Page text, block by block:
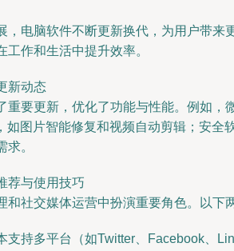
，电脑软件不断更新换代，为用户带
工作和生活中提升效率。
新动态
重要更新，优化了功能与性能。例如
如图片智能修复和视频自动剪辑；安
求。
荐与使用技巧
和社交媒体运营中扮演重要角色。以下
支持多平台（如Twitter、Facebook、